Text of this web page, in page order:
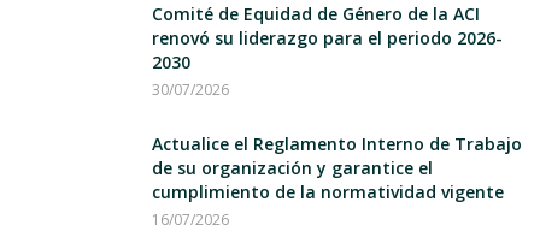
Comité de Equidad de Género de la ACI
renovó su liderazgo para el periodo 2026-
2030
30/07/2026
Actualice el Reglamento Interno de Trabajo
de su organización y garantice el
cumplimiento de la normatividad vigente
16/07/2026